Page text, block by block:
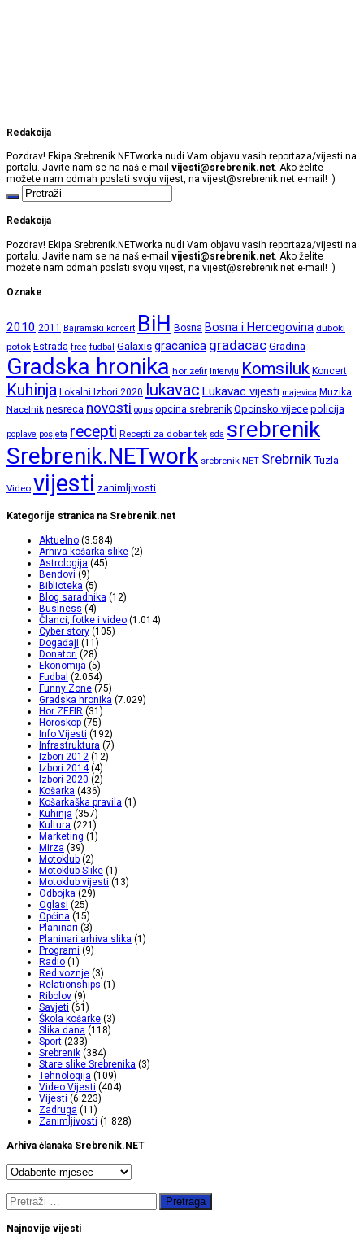
Redakcija
Pozdrav! Ekipa Srebrenik.NETworka nudi Vam objavu vasih reportaza/vijesti na
portalu. Javite nam se na naš e-mail vijesti@srebrenik.net. Ako želite
možete nam odmah poslati svoju vijest, na vijest@srebrenik.net e-mail! :)
Redakcija
Pozdrav! Ekipa Srebrenik.NETworka nudi Vam objavu vasih reportaza/vijesti na
portalu. Javite nam se na naš e-mail vijesti@srebrenik.net. Ako želite
možete nam odmah poslati svoju vijest, na vijest@srebrenik.net e-mail! :)
Oznake
2010 2011 Bajramski koncert BiH Bosna Bosna i Hercegovina duboki
potok Estrada free fudbal Galaxis gracanica gradacac Gradina
Gradska hronika hor zefir Intervju Komsiluk Koncert
Kuhinja Lokalni Izbori 2020 lukavac Lukavac vijesti majevica Muzika
Nacelnik nesreca novosti ogus opcina srebrenik Opcinsko vijece policija
poplave posjeta recepti Recepti za dobar tek sda srebrenik
Srebrenik.NETwork srebrenik NET Srebrnik Tuzla
Video vijesti zanimljivosti
Kategorije stranica na Srebrenik.net
Aktuelno (3.584)
Arhiva košarka slike (2)
Astrologija (45)
Bendovi (9)
Biblioteka (5)
Blog saradnika (12)
Business (4)
Članci, fotke i video (1.014)
Cyber story (105)
Događaji (11)
Donatori (28)
Ekonomija (5)
Fudbal (2.054)
Funny Zone (75)
Gradska hronika (7.029)
Hor ZEFIR (31)
Horoskop (75)
Info Vijesti (192)
Infrastruktura (7)
Izbori 2012 (12)
Izbori 2014(4)
Izbori 2020 (2)
Košarka (436)
Košarkaška pravila (1)
Kuhinja (357)
Kultura (221)
Marketing (1)
Mirza (39)
Motoklub (2)
Motoklub Slike (1)
Motoklub vijesti (13)
Odbojka (29)
Oglasi (25)
Općina (15)
Planinari (3)
Planinari arhiva slika (1)
Programi (9)
Radio (1)
Red voznje (3)
Relationships (1)
Ribolov (9)
Savjeti (61)
Škola košarke (3)
Slika dana (118)
Sport (233)
Srebrenik (384)
Stare slike Srebrenika (3)
Tehnologija (109)
Video Vijesti (404)
Vijesti (6.223)
Zadruga (11)
Zanimljivosti (1.828)
Arhiva članaka Srebrenik.NET
Arhiva
članaka
Srebrenik.NET
Pretraga:
Najnovije vijesti